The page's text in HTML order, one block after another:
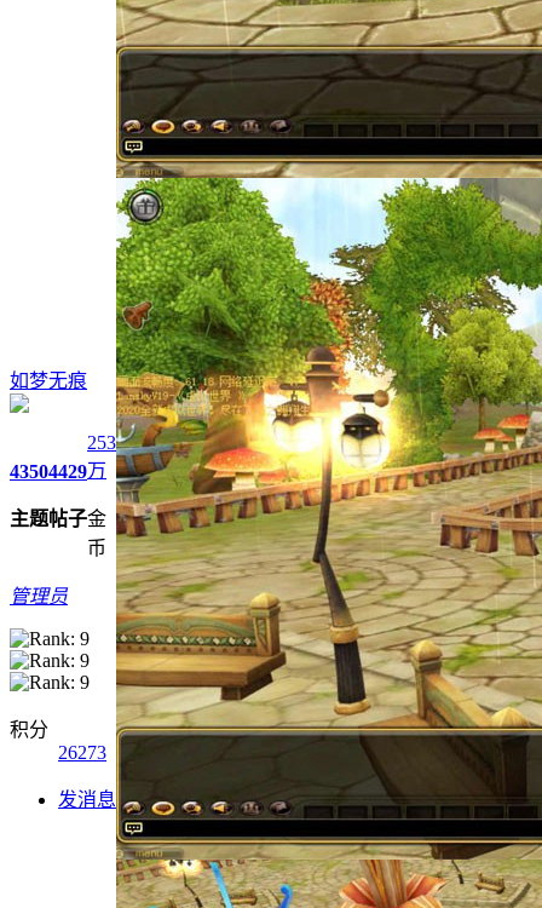
如梦无痕
4350
主题
4429
帖子
253
万
金
币
管理员
积分
26273
发消息